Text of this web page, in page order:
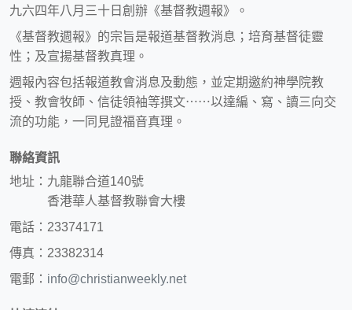
九六四年八月三十日創辦《基督教週報》。
《基督教週報》的宗旨是報道基督教消息；培育基督徒靈
性；及宣揚基督教真理。
週報內容包括報道教會消息及動態，並定期邀約神學院教
授、教會牧師、信徒領袖等撰文⋯⋯以達編、寫、讀三向交
流的功能，一同見證福音真理。
聯絡資訊
地址：九龍聯合道140號
香港華人基督教聯會大樓
電話：23374171
傳真：23382314
電郵： info@christianweekly.net